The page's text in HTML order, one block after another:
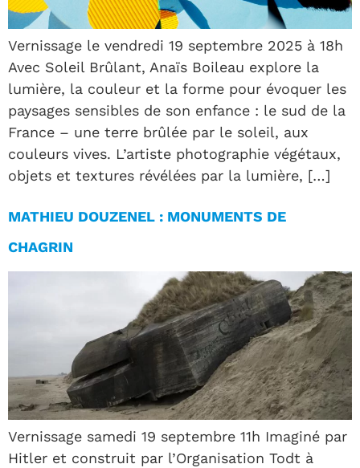
Vernissage le vendredi 19 septembre 2025 à 18h
Avec Soleil Brûlant, Anaïs Boileau explore la
lumière, la couleur et la forme pour évoquer les
paysages sensibles de son enfance : le sud de la
France – une terre brûlée par le soleil, aux
couleurs vives. L’artiste photographie végétaux,
objets et textures révélées par la lumière, […]
MATHIEU DOUZENEL : MONUMENTS DE
CHAGRIN
Vernissage samedi 19 septembre 11h Imaginé par
Hitler et construit par l’Organisation Todt à